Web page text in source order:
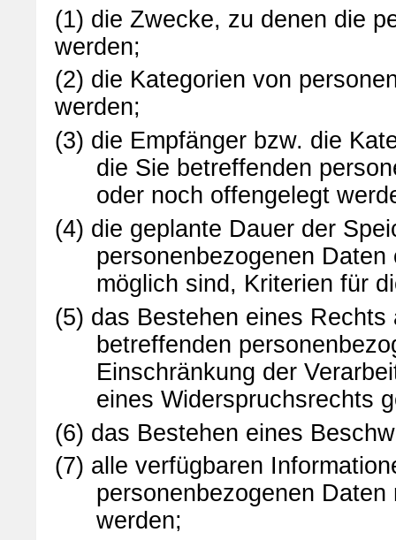
(1) die Zwecke, zu denen die
werden;
(2) die Kategorien von
werden;
(3) die Empfänger bzw. die
die Sie betreffenden
oder noch offengelegt
(4) die geplante Dauer der
personenbezogenen
möglich sind, Kriterien für
(5) das Bestehen eines
betreffenden
Einschränkung der
eines Widerspruchsrechts
(6) das Bestehen eines
(7) alle verfügbaren
personenbezogenen
werden;